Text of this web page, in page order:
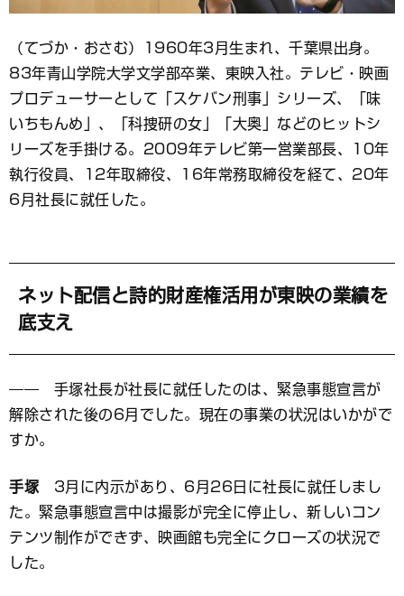
（てづか・おさむ）1960年3月生まれ、千葉県出身。
83年青山学院大学文学部卒業、東映入社。テレビ・映画
プロデューサーとして「スケバン刑事」シリーズ、「味
いちもんめ」、「科捜研の女」「大奥」などのヒットシ
リーズを手掛ける。2009年テレビ第一営業部長、10年
執行役員、12年取締役、16年常務取締役を経て、20年
6月社長に就任した。
ネット配信と詩的財産権活用が東映の業績を
底支え
―― 手塚社長が社長に就任したのは、緊急事態宣言が
解除された後の6月でした。現在の事業の状況はいかがで
すか。
手塚 3月に内示があり、6月26日に社長に就任しまし
た。緊急事態宣言中は撮影が完全に停止し、新しいコン
テンツ制作ができず、映画館も完全にクローズの状況で
した。